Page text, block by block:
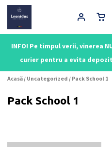
INFO! Pe timpul verii, vinerea
curier pentru a evita
Main Navigation
Acasă/ Uncategorized / Pack School 1
Pack School 1